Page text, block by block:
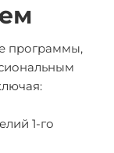
программы,
1-го